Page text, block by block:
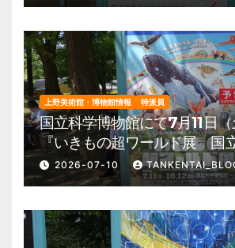
上野美術館・博物館情報 特派員
国立科学博物館にて7月11日
『いきもの超ワールド展 国
×ダーウィンが来た！』を開
園 美術館・博物館 混雑情報
2026-07-10